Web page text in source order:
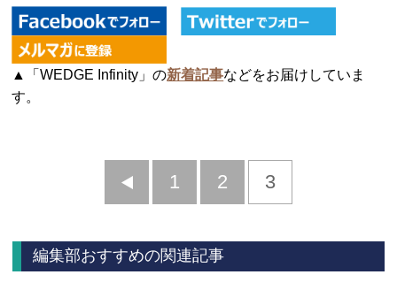
▲「WEDGE Infinity」の新着記事などをお届けしていま
す。
前
1 2 3
編集部おすすめの関連記事